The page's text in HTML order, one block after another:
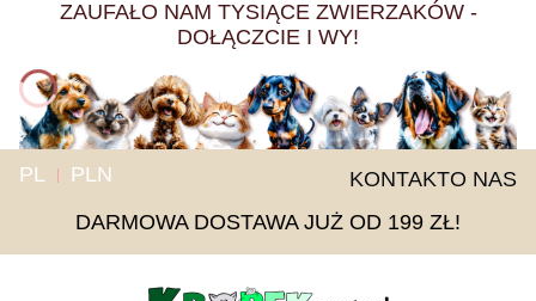
ZAUFAŁO NAM TYSIĄCE ZWIERZAKÓW -
DOŁĄCZCIE I WY!
PL PLN KONTAKTO NAS
DARMOWA DOSTAWA JUŻ OD 199 ZŁ!